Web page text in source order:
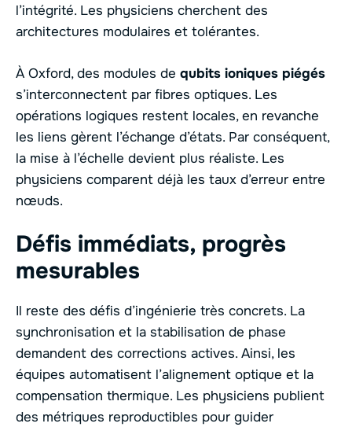
l’intégrité. Les physiciens cherchent des
architectures modulaires et tolérantes.
À Oxford, des modules de qubits ioniques piégés
s’interconnectent par fibres optiques. Les
opérations logiques restent locales, en revanche
les liens gèrent l’échange d’états. Par conséquent,
la mise à l’échelle devient plus réaliste. Les
physiciens comparent déjà les taux d’erreur entre
nœuds.
Défis immédiats, progrès
mesurables
Il reste des défis d’ingénierie très concrets. La
synchronisation et la stabilisation de phase
demandent des corrections actives. Ainsi, les
équipes automatisent l’alignement optique et la
compensation thermique. Les physiciens publient
des métriques reproductibles pour guider